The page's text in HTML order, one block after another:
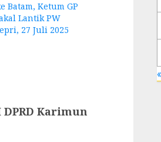
Batam, Ketum GP
Lantik PW
27 Juli 2025
Karimun